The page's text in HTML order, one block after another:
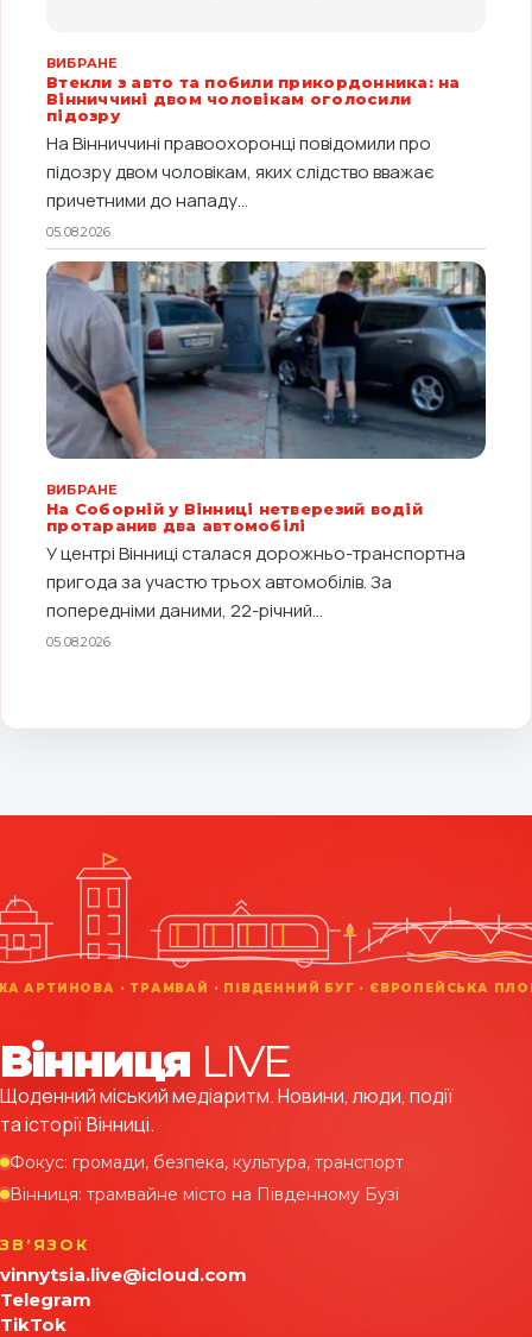
Вінниця LIVE
Щоденний міський медіаритм. Новини, люди, події
та історії Вінниці.
Фокус: громади, безпека, культура, транспорт
Вінниця: трамвайне місто на Південному Бузі
ЗВʼЯЗОК
vinnytsia.live@icloud.com
Telegram
TikTok